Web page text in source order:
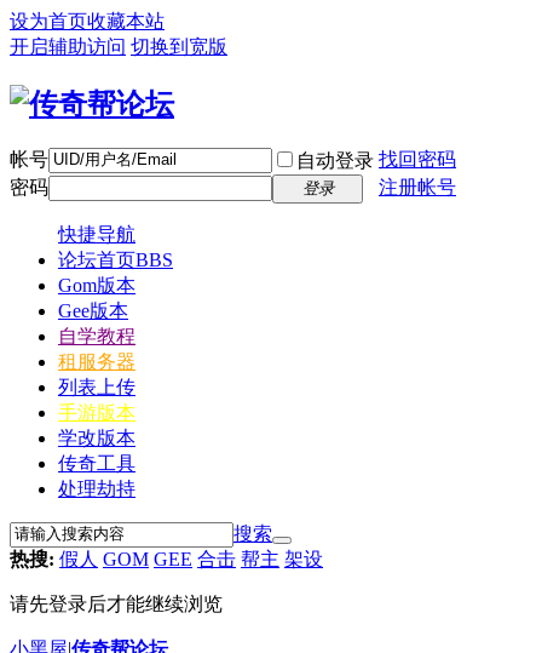
设为首页收藏本站
开启辅助访问 切换到宽版
帐号 自动登录 找回密码
密码
登录 注册帐号
快捷导航
论坛首页BBS
Gom版本
Gee版本
自学教程
租服务器
列表上传
手游版本
学改版本
传奇工具
处理劫持
搜索
热搜: 假人 GOM GEE 合击 帮主 架设
请先登录后才能继续浏览
小黑屋|传奇帮论坛